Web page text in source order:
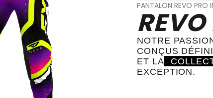
PANTALON REVO PRO
REVO
NOTRE
CONÇUS
ET LA
EXCEPTION.